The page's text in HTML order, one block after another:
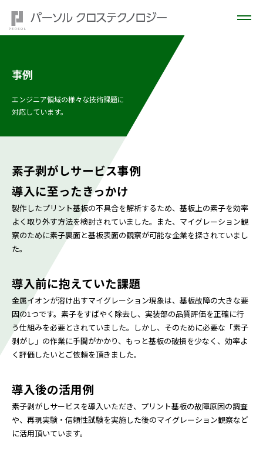
事例
エンジニア領域の様々な技術課題に
対応しています。
素子剥がしサービス事例
導入に至ったきっかけ
製作したプリント基板の不具合を解析するため、基板上の素子を効率
よく取り外す方法を検討されていました。また、マイグレーション観
察のために素子裏面と基板表面の観察が可能な企業を探されていまし
た。
導入前に抱えていた課題
金属イオンが溶け出すマイグレーション現象は、基板故障の大きな要
因の1つです。素子をすばやく除去し、実装部の品質評価を正確に行
う仕組みを必要とされていました。しかし、そのために必要な「素子
剥がし」の作業に手間がかかり、もっと基板の破損を少なく、効率よ
く評価したいとご依頼を頂きました。
導入後の活用例
素子剥がしサービスを導入いただき、プリント基板の故障原因の調査
や、再現実験・信頼性試験を実施した後のマイグレーション観察など
に活用頂いています。